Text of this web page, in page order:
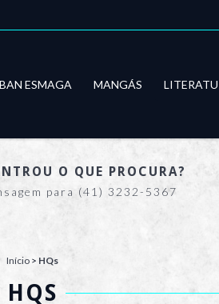
ESMAGA MANGÁS
O QUE PROCURA?
para (41) 3232-5367
Início > HQs
HQS